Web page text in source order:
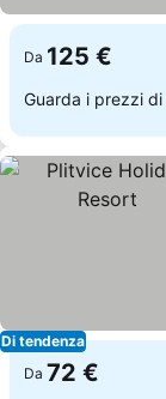
Da 125 €
Guarda i prezzi di
Di tendenza
Da 72 €